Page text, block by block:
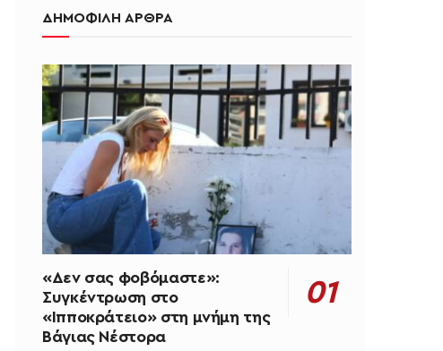
ΔΗΜΟΦΙΛΗ ΑΡΘΡΑ
«Δεν σας φοβόμαστε»:
Συγκέντρωση στο
«Ιπποκράτειο» στη μνήμη της
Βάγιας Νέστορα